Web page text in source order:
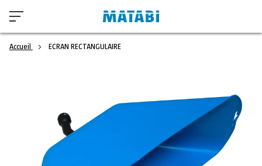
Accueil ECRAN RECTANGULAIRE